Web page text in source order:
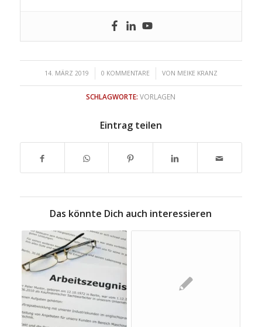
14. MÄRZ 2019
/ 0 KOMMENTARE
/ VON MEIKE KRANZ
SCHLAGWORTE: VORLAGEN
Eintrag teilen
Das könnte Dich auch interessieren